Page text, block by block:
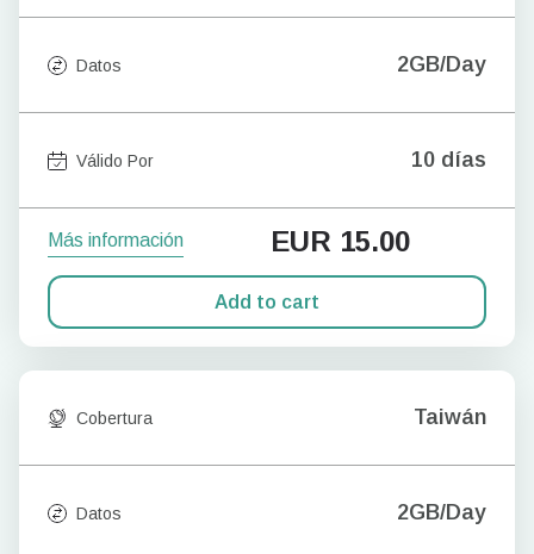
Datos 2GB/Day
Válido Por 10 días
Más información EUR 15.00
Add to cart
Cobertura Taiwán
Datos 2GB/Day